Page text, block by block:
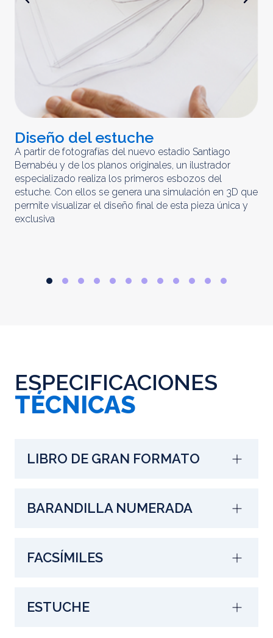
Diseño del estuche
A partir de fotografías del nuevo estadio Santiago
Bernabéu y de los planos originales, un ilustrador
especializado realiza los primeros esbozos del
estuche. Con ellos se genera una simulación en 3D que
permite visualizar el diseño final de esta pieza única y
exclusiva
ESPECIFICACIONES
TÉCNICAS
LIBRO DE GRAN FORMATO
BARANDILLA NUMERADA
FACSÍMILES
ESTUCHE